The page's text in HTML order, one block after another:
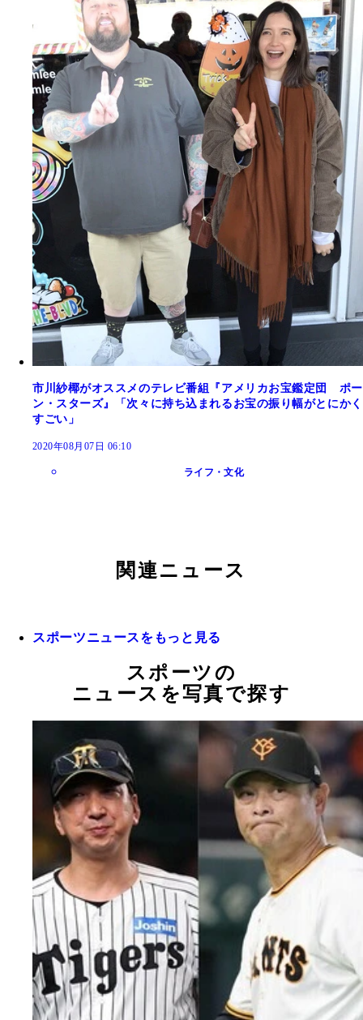
市川紗椰がオススメのテレビ番組『アメリカお宝鑑定団 ポー
ン・スターズ』「次々に持ち込まれるお宝の振り幅がとにかく
すごい」
2020年08月07日 06:10
ライフ・文化
関連ニュース
スポーツニュースをもっと見る
スポーツの
ニュースを写真で探す